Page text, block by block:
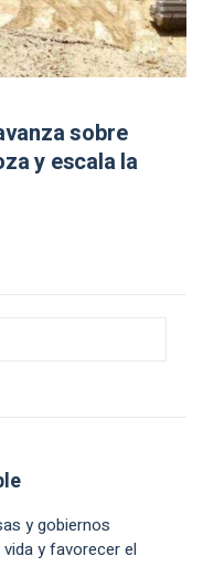
sobre
y escala la
y gobiernos
y favorecer el